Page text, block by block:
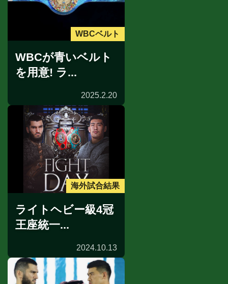
WBCベルト
WBCが青いベルト
を用意! ラ...
2025.2.20
海外試合結果
ライトヘビー級4冠
王座統一...
2024.10.13